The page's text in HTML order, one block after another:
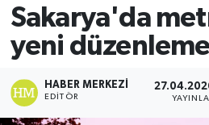
Sakarya'da
yeni düzenleme
HABER MERKEZI
EDITÖR
YAŞAM
Son Dakika Haberleri
Haber Arşivi